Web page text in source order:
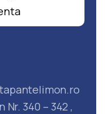
340 – 342 ,